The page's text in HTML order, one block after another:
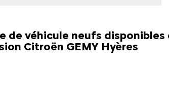
DÉCOUVREZ L'ÉLECTRIQUE
DU MOMENTNOUS REJOINDRE
de véhicule neufs disponibles
Citroën GEMY Hyères